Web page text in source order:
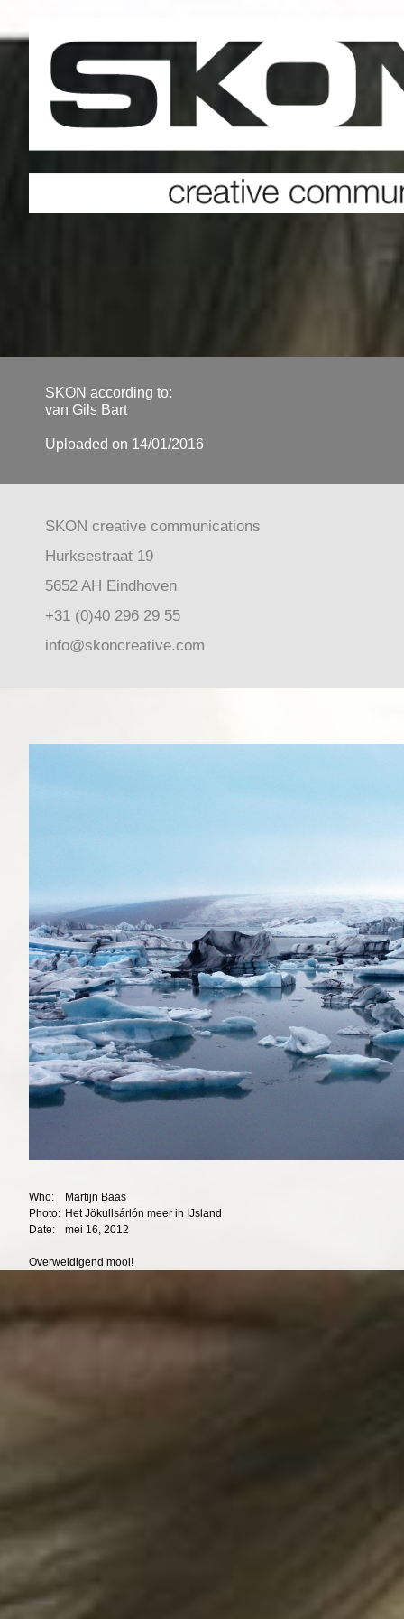
SKON according to:
van Gils Bart
Uploaded on 14/01/2016
SKON creative communications
Hurksestraat 19
5652 AH Eindhoven
+31 (0)40 296 29 55
info@skoncreative.com
Who:
Martijn Baas
Photo: Het Jökullsárlón meer in IJsland
Date:
mei 16, 2012
Overweldigend mooi!